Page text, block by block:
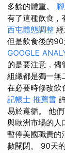
多餘的體重。
有了這種飲食，
西屯體態調整
但是飲食後的90
GOOGLE
的是要注意，儘
組織都是獨一無
在必要時修改飲
記帳士 推薦書
易於遵循。 他
與歐洲市場的人
暫停美國職責的
數關閉。 90天